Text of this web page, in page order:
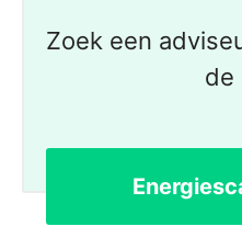
Zoek een
de